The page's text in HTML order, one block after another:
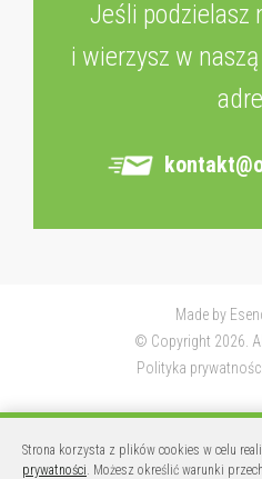
Jeśli podzielasz
i wierzysz w
Made by
© Copyright 2026.
Polityka
Strona korzysta z plików cookies w celu
prywatności. Możesz określić warunki